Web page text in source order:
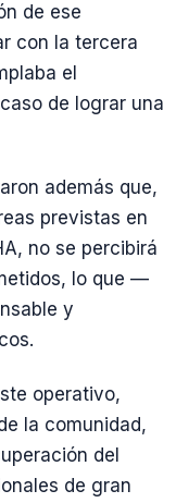
de ese
con la tercera
el
de lograr una
además que,
previstas en
no se percibirá
lo que —
y
operativo,
la comunidad,
del
de gran